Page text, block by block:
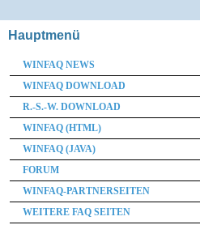
Hauptmenü
WINFAQ NEWS
WINFAQ DOWNLOAD
R.-S.-W. DOWNLOAD
WINFAQ (HTML)
WINFAQ (JAVA)
FORUM
WINFAQ-PARTNERSEITEN
WEITERE FAQ SEITEN